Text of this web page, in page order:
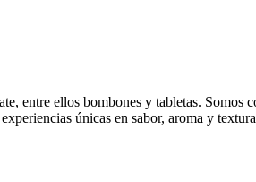
entre ellos bombones y tabletas.
únicas en sabor, aroma y